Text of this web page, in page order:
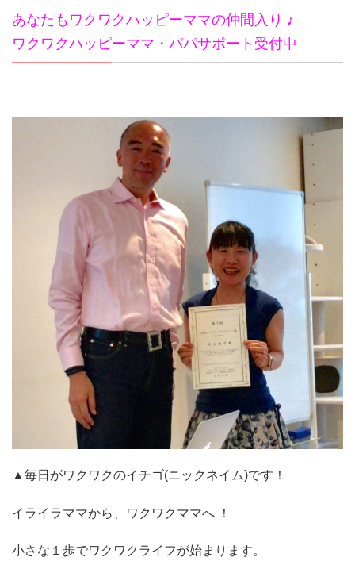
あなたもワクワクハッピーママの仲間入り ♪
ワクワクハッピーママ・パパサポート受付中
▲毎日がワクワクのイチゴ(ニックネイム)です！
イライラママから、ワクワクママへ ！
小さな１歩でワクワクライフが始まります。